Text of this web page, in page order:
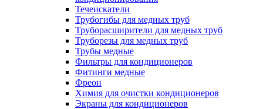
Течеискатели
Трубогибы для медных труб
Труборасширители для медных труб
Труборезы для медных труб
Трубы медные
Фильтры для кондиционеров
Фитинги медные
Фреон
Химия для очистки кондиционеров
Экраны для кондиционеров